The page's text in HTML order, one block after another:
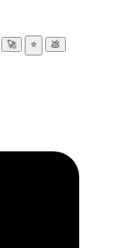
🚀 ⭐ 💩